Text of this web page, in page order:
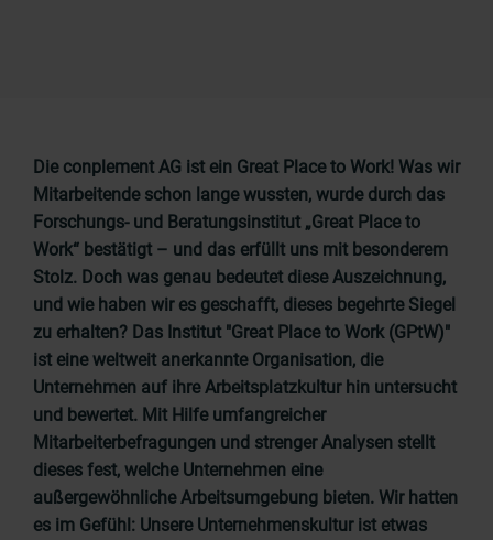
Die conplement AG ist ein Great Place to Work! Was wir
Mitarbeitende schon lange wussten, wurde durch das
Forschungs- und Beratungsinstitut „Great Place to
Work“ bestätigt – und das erfüllt uns mit besonderem
Stolz. Doch was genau bedeutet diese Auszeichnung,
und wie haben wir es geschafft, dieses begehrte Siegel
zu erhalten? Das Institut "Great Place to Work (GPtW)"
ist eine weltweit anerkannte Organisation, die
Unternehmen auf ihre Arbeitsplatzkultur hin untersucht
und bewertet. Mit Hilfe umfangreicher
Mitarbeiterbefragungen und strenger Analysen stellt
dieses fest, welche Unternehmen eine
außergewöhnliche Arbeitsumgebung bieten. Wir hatten
es im Gefühl: Unsere Unternehmenskultur ist etwas